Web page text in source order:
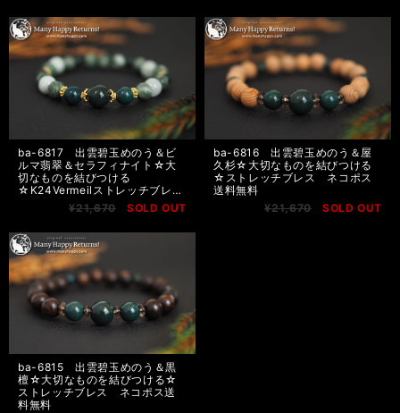
ba-6817 出雲碧玉めのう＆ビ
ルマ翡翠＆セラフィナイト☆大
切なものを結びつける
☆K24Vermeilストレッチブレ
ス ネコポス送料無料
¥21,670 SOLD OUT
ba-6816 出雲碧玉めのう＆屋
久杉☆大切なものを結びつける
☆ストレッチブレス ネコポス
送料無料
¥21,670
SOLD OUT
ba-6815 出雲碧玉めのう＆黒
檀☆大切なものを結びつける☆
ストレッチブレス ネコポス送
料無料